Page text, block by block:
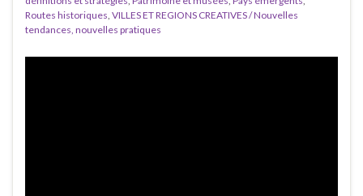
Routes historiques, VILLES ET REGIONS CREATIVES / Nouvelles
tendances, nouvelles pratiques